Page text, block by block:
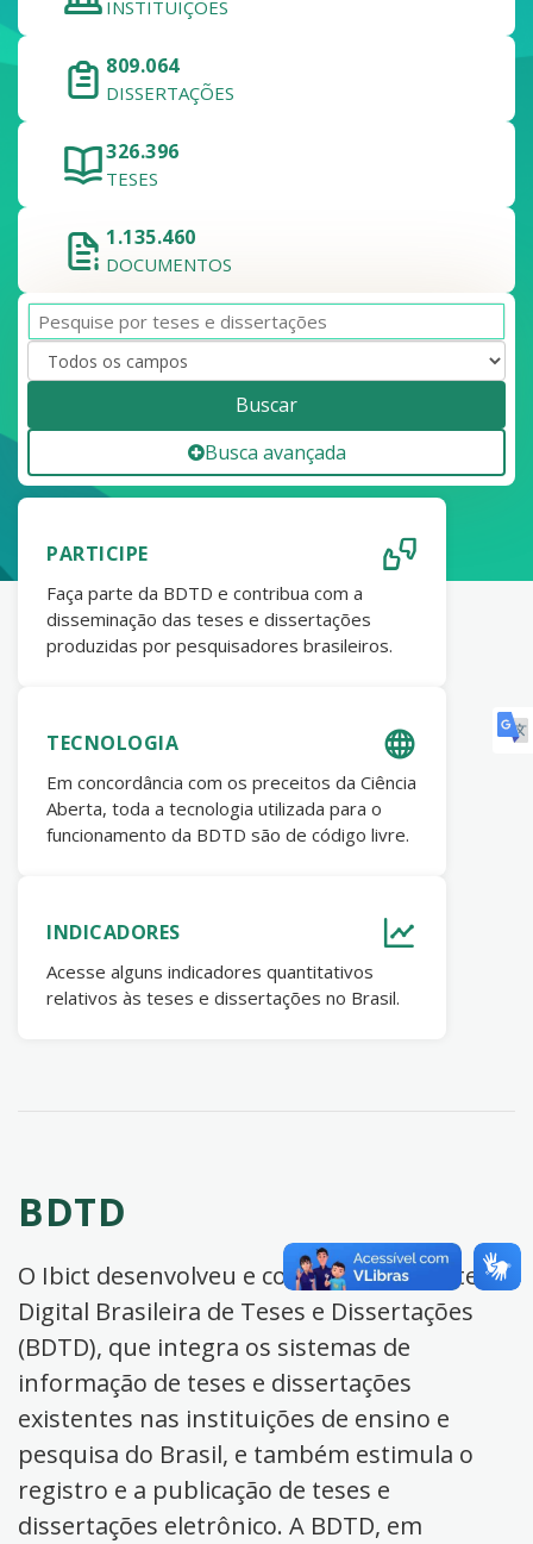
INSTITUIÇÕES
809.064
DISSERTAÇÕES
326.396
TESES
1.135.460
DOCUMENTOS
Buscar
Busca avançada
PARTICIPE
Faça parte da BDTD e contribua com a
disseminação das teses e dissertações
produzidas por pesquisadores brasileiros.
TECNOLOGIA
Em concordância com os preceitos da Ciência
Aberta, toda a tecnologia utilizada para o
funcionamento da BDTD são de código livre.
INDICADORES
Acesse alguns indicadores quantitativos
relativos às teses e dissertações no Brasil.
BDTD
O Ibict desenvolveu e coordena a Biblioteca
Digital Brasileira de Teses e Dissertações
(BDTD), que integra os sistemas de
informação de teses e dissertações
existentes nas instituições de ensino e
pesquisa do Brasil, e também estimula o
registro e a publicação de teses e
dissertações eletrônico. A BDTD, em